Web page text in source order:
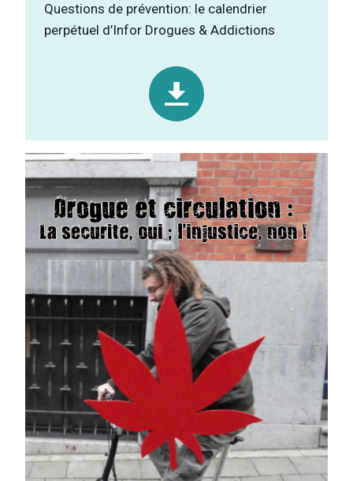
Questions de prévention: le calendrier
perpétuel d’Infor Drogues & Addictions